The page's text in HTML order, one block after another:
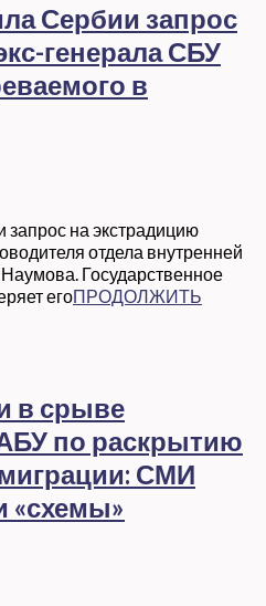
Сербии запрос
генерала СБУ
в
на экстрадицию
отдела внутренней
Государственное
егоПРОДОЛЖИТЬ
в срыве
по раскрытию
СМИ
«схемы»